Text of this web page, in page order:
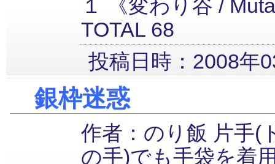
１ 《変わり谷 /
TOTAL 68
投稿日時：2008年
銀枠迷惑
作者：のり飯 片手(
の手)でも手袋を着